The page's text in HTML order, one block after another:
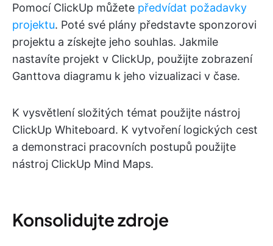
Pomocí ClickUp můžete předvídat požadavky
projektu. Poté své plány představte sponzorovi
projektu a získejte jeho souhlas. Jakmile
nastavíte projekt v ClickUp, použijte zobrazení
Ganttova diagramu k jeho vizualizaci v čase.
K vysvětlení složitých témat použijte nástroj
ClickUp Whiteboard. K vytvoření logických cest
a demonstraci pracovních postupů použijte
nástroj ClickUp Mind Maps.
Konsolidujte zdroje